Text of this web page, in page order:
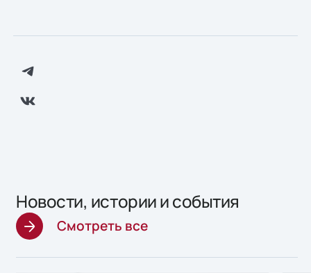
Новости, истории и события
Смотреть все